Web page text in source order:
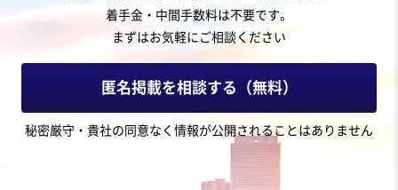
着手金・中間手数料は不要です。
まずはお気軽にご相談ください
匿名掲載を相談する（無料）
秘密厳守・貴社の同意なく情報が公開されることはありません